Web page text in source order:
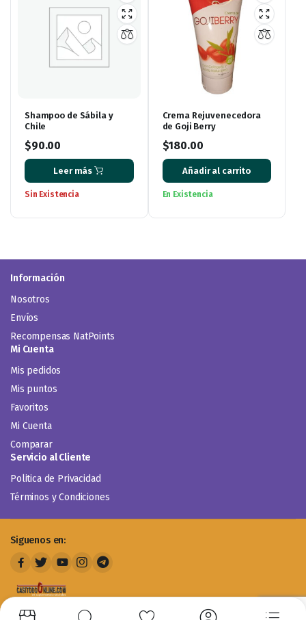
Shampoo de Sábila y
Chile
$90.00
Leer más
Sin Existencia
Crema Rejuvenecedora
de Goji Berry
$180.00
Añadir al carrito
En Existencia
Información
Nosotros
Envíos
Recompensas NatPoints
Mi Cuenta
Mis pedidos
Mis puntos
Favoritos
Mi Cuenta
Comparar
Servicio al Cliente
Politica de Privacidad
Términos y Condiciones
Siguenos en: